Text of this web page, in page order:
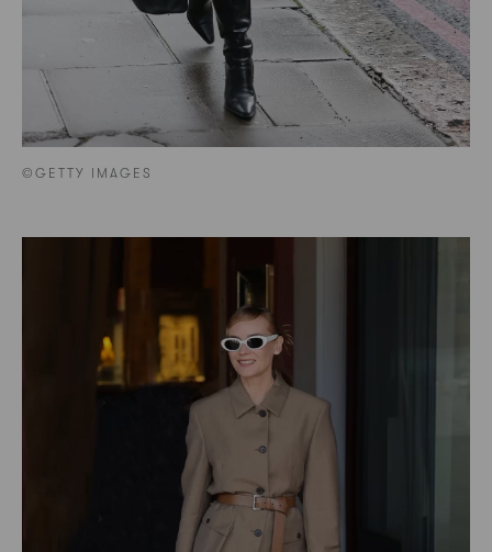
©GETTY IMAGES